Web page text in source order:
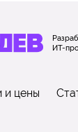
ИТ-
и цены